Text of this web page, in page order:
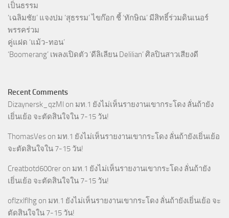
เป็นธรรม
‘เฉลิมชัย’ แจงปม ‘สุธรรม’ ไขก๊อก ชี้ ‘ทักษิณ’ มีสิทธิ์ร่วมดินเนอร์
พรรคร่วม
คู่แฝด ‘แม้ว-ทอน’
‘Boomerang’ เพลงเปิดตัว ‘ดีลิเลียน Delilian’ ศิลปินสาวเสียงดี
Recent Comments
Dizaynersk_qzMl on มท.1 ยังไม่เห็นรายงานเขากระโดง ลั่นถ้ายัง
เยิ่นเย้อ จะตัดสินใจใน 7-15 วัน!
ThomasVes on มท.1 ยังไม่เห็นรายงานเขากระโดง ลั่นถ้ายังเยิ่นเย้อ
จะตัดสินใจใน 7-15 วัน!
Creatbotd600rer on มท.1 ยังไม่เห็นรายงานเขากระโดง ลั่นถ้ายัง
เยิ่นเย้อ จะตัดสินใจใน 7-15 วัน!
oflzxlflhg on มท.1 ยังไม่เห็นรายงานเขากระโดง ลั่นถ้ายังเยิ่นเย้อ จะ
ตัดสินใจใน 7-15 วัน!